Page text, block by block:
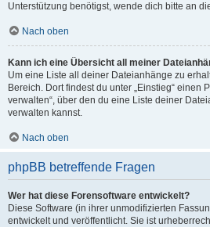
Unterstützung benötigst, wende dich bitte an
Nach oben
Kann ich eine Übersicht all meiner
Um eine Liste all deiner Dateianhänge zu
Bereich. Dort findest du unter „Einstieg“ einen
verwalten“, über den du eine Liste deiner
verwalten kannst.
Nach oben
phpBB betreffende Fragen
Wer hat diese Forensoftware entwickelt?
Diese Software (in ihrer unmodifizierten
entwickelt und veröffentlicht. Sie ist